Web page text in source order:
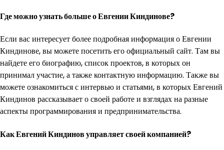
Где можно узнать больше о Евгении Киндинове?
Если вас интересует более подробная информация о Евгении
Киндинове, вы можете посетить его официальный сайт. Там вы
найдете его биографию, список проектов, в которых он
принимал участие, а также контактную информацию. Также вы
можете ознакомиться с интервью и статьями, в которых Евгений
Киндинов рассказывает о своей работе и взглядах на разные
аспекты программирования и предпринимательства.
Как Евгений Киндинов управляет своей компанией?